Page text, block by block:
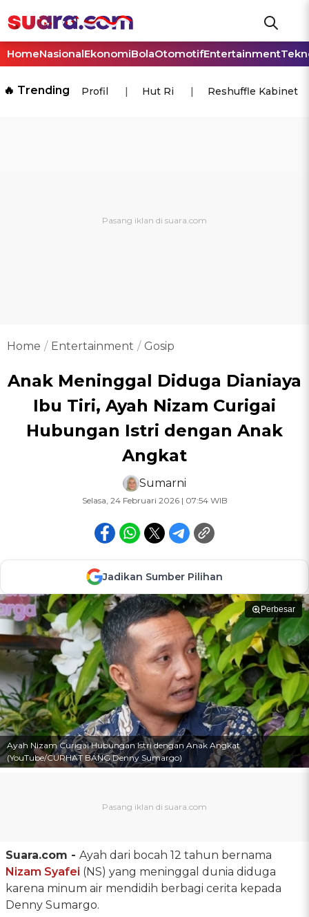
HomeNasionalEkonomiBolaOtomotifEntertainment
🔥 Trending Profil Hut Ri Reshuffle Kabinet
Home Entertainment Gosip
Anak Meninggal Diduga Dianiaya
Ibu Tiri, Ayah Nizam Curigai
Hubungan Istri dengan Anak
Angkat
Sumarni
Selasa, 24 Februari 2026 | 07:54 WIB
Jadikan Sumber Pilihan
Perbesar
Ayah Nizam Curigai Hubungan Istri dengan Anak Angkat
(YouTube/CURHAT BANG Denny Sumargo)
Suara.com - Ayah dari bocah 12 tahun bernama
Nizam Syafei (NS) yang meninggal dunia diduga
karena minum air mendidih berbagi cerita kepada
Denny Sumargo.